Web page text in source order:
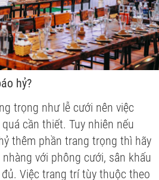
hỷ?
trọng như lễ cưới nên việc
cần thiết. Tuy nhiên nếu
thêm phần trang trọng thì hãy
với phông cưới, sân khấu
Việc trang trí tùy thuộc theo